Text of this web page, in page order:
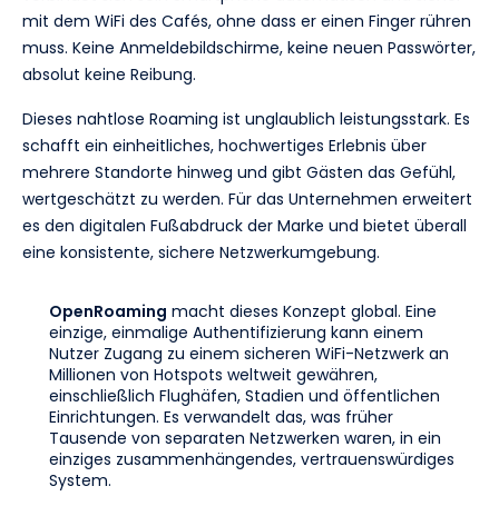
mit dem WiFi des Cafés, ohne dass er einen Finger rühren
muss. Keine Anmeldebildschirme, keine neuen Passwörter,
absolut keine Reibung.
Dieses nahtlose Roaming ist unglaublich leistungsstark. Es
schafft ein einheitliches, hochwertiges Erlebnis über
mehrere Standorte hinweg und gibt Gästen das Gefühl,
wertgeschätzt zu werden. Für das Unternehmen erweitert
es den digitalen Fußabdruck der Marke und bietet überall
eine konsistente, sichere Netzwerkumgebung.
OpenRoaming macht dieses Konzept global. Eine
einzige, einmalige Authentifizierung kann einem
Nutzer Zugang zu einem sicheren WiFi-Netzwerk an
Millionen von Hotspots weltweit gewähren,
einschließlich Flughäfen, Stadien und öffentlichen
Einrichtungen. Es verwandelt das, was früher
Tausende von separaten Netzwerken waren, in ein
einziges zusammenhängendes, vertrauenswürdiges
System.